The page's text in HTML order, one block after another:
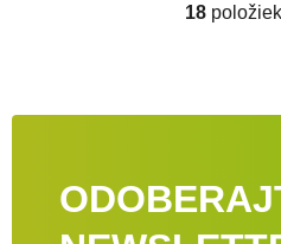
18